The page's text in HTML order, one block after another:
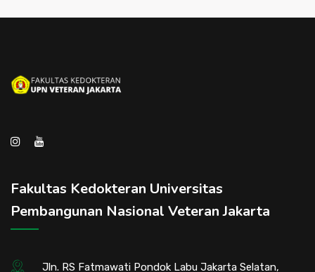
Fakultas Kedokteran Universitas
Pembangunan Nasional Veteran Jakarta
Jln. RS Fatmawati Pondok Labu Jakarta Selatan,